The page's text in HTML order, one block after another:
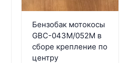
Бензобак мотокосы
GBC-043М/052М в
сборе крепление по
центру